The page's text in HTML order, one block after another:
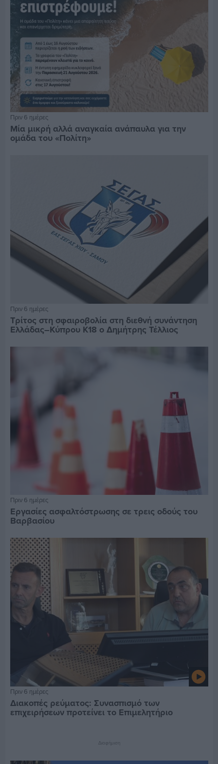
Πριν 6 ημέρες
Μία μικρή αλλά αναγκαία ανάπαυλα για την
ομάδα του «Πολίτη»
Πριν 6 ημέρες
Τρίτος στη σφαιροβολία στη διεθνή συνάντηση
Ελλάδας–Κύπρου Κ18 ο Δημήτρης Τέλλιος
Πριν 6 ημέρες
Εργασίες ασφαλτόστρωσης σε τρεις οδούς του
Βαρβασίου
Πριν 6 ημέρες
Διακοπές ρεύματος: Συνασπισμό των
επιχειρήσεων προτείνει το Επιμελητήριο
Διαφήμιση